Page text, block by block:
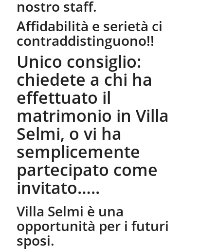
nostro staff.
Affidabilità e serietà ci
contraddistinguono!!
Unico consiglio:
chiedete a chi ha
effettuato il
matrimonio in Villa
Selmi, o vi ha
semplicemente
partecipato come
invitato…..
Villa Selmi è una
opportunità per i futuri
sposi.